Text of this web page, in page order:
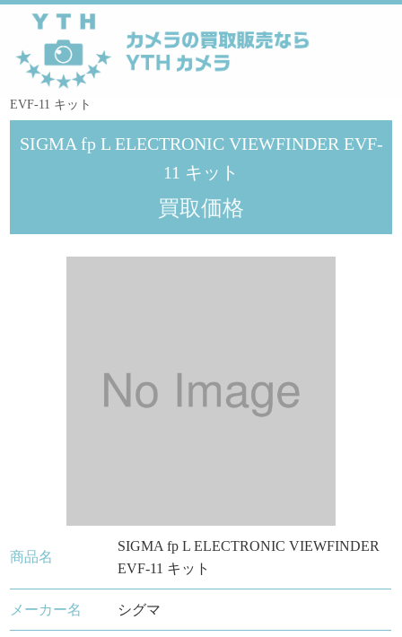
YTHカメラ >
EVF-11 キット
SIGMA fp L ELECTRONIC VIEWFINDER EVF-
11 キット
買取価格
商品名
SIGMA fp L ELECTRONIC VIEWFINDER
EVF-11 キット
メーカー名 シグマ